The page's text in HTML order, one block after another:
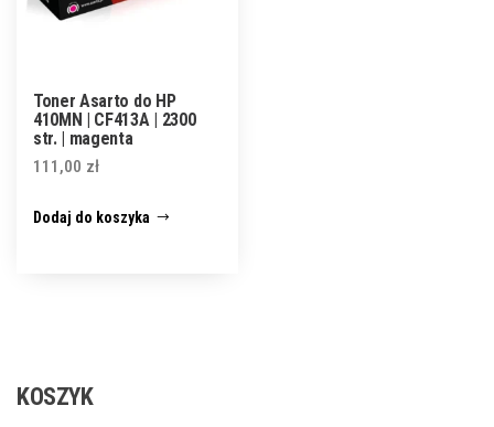
Toner Asarto do HP
410MN | CF413A | 2300
str. | magenta
111,00 zł
Dodaj do koszyka
KOSZYK